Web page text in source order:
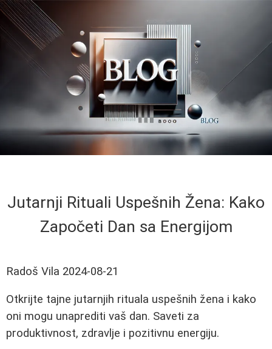
Jutarnji Rituali Uspešnih Žena: Kako
Započeti Dan sa Energijom
Radoš Vila 2024-08-21
Otkrijte tajne jutarnjih rituala uspešnih žena i kako
oni mogu unaprediti vaš dan. Saveti za
produktivnost, zdravlje i pozitivnu energiju.